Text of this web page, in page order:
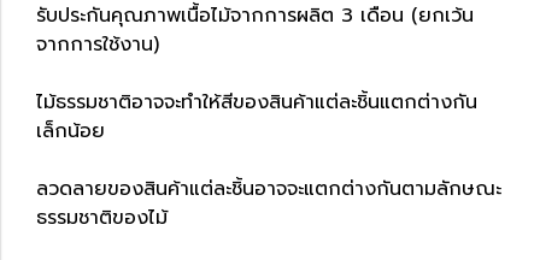
รับประกันคุณภาพเนื้อไม้จากการผลิต 3 เดือน (ยกเว้น
จากการใช้งาน)
ไม้ธรรมชาติอาจจะทำให้สีของสินค้าแต่ละชิ้นแตกต่างกัน
เล็กน้อย
ลวดลายของสินค้าแต่ละชิ้นอาจจะแตกต่างกันตามลักษณะ
ธรรมชาติของไม้